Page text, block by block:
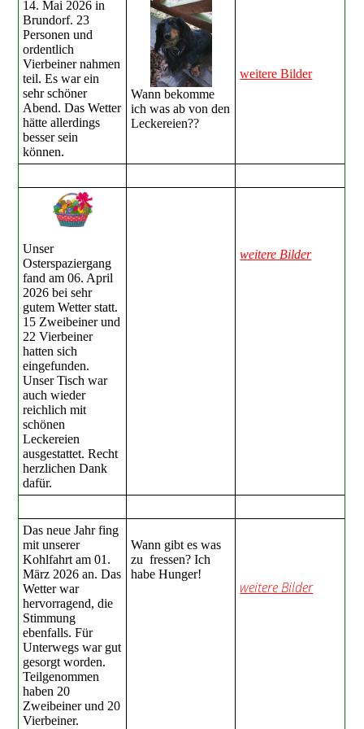
14. Mai 2026 in
Brundorf. 23
Personen und
ordentlich
Vierbeiner nahmen
teil. Es war ein
sehr schöner
Abend. Das Wetter
hätte allerdings
besser sein
können.
Wann bekomme
ich was ab von den
Leckereien??
weitere Bilder
Unser
Osterspaziergang
fand am 06. April
2026 bei sehr
gutem Wetter statt.
15 Zweibeiner und
22 Vierbeiner
hatten sich
eingefunden.
Unser Tisch war
auch wieder
reichlich mit
schönen
Leckereien
ausgestattet. Recht
herzlichen Dank
dafür.
weitere Bilder
Das neue Jahr fing
mit unserer
Kohlfahrt am 01.
März 2026 an. Das
Wetter war
hervorragend, die
Stimmung
ebenfalls. Für
Unterwegs war gut
gesorgt worden.
Teilgenommen
haben 20
Zweibeiner und 20
Vierbeiner.
Wann gibt es was
zu fressen? Ich
habe Hunger!
weitere Bilder